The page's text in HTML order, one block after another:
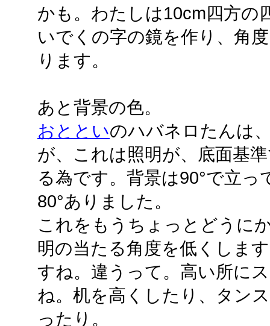
かも。わたしは10cm四方の
いでくの字の鏡を作り、角
ります。
あと背景の色。
おとといのハバネロたんは
が、これは照明が、底面基
る為です。背景は90°で立っ
80°ありました。
これをもうちょっとどうに
明の当たる角度を低くしま
すね。違うって。高い所に
ね。机を高くしたり、タン
ったり。